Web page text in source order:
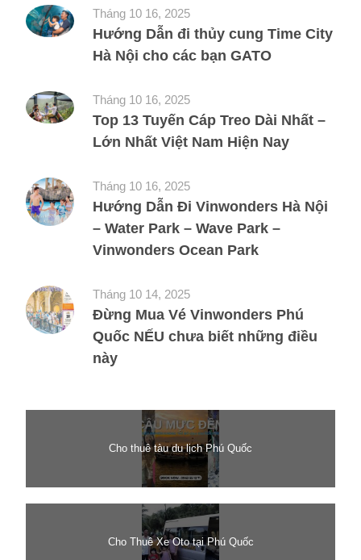
Tháng 10 16, 2025
Hướng Dẫn đi thủy cung Time City
Hà Nội cho các bạn GATO
Tháng 10 16, 2025
Top 13 Tuyến Cáp Treo Dài Nhất –
Lớn Nhất Việt Nam Hiện Nay
Tháng 10 16, 2025
Hướng Dẫn Đi Vinwonders Hà Nội
– Water Park – Wave Park –
Vinwonders Ocean Park
Tháng 10 14, 2025
Đừng Mua Vé Vinwonders Phú
Quốc NẾU chưa biết những điều
này
Cho thuê tàu du lịch Phú Quốc
Cho Thuê Xe Oto tại Phú Quốc